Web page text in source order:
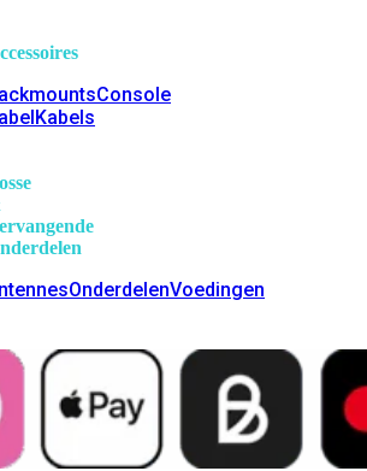
Console
Kabels
OnderdelenVoedingen